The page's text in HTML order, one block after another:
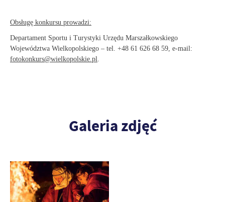
Obsługę konkursu prowadzi:
Departament Sportu i Turystyki Urzędu Marszałkowskiego
Województwa Wielkopolskiego – tel. +48 61 626 68 59, e-mail:
fotokonkurs@wielkopolskie.pl.
Galeria zdjęć